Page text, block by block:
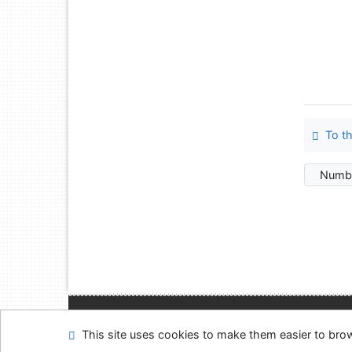
To
Feedback form
This site uses cookies to make them easier to